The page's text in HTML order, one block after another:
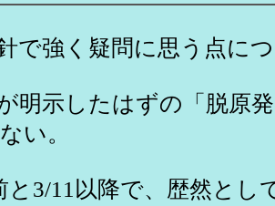
で強く疑問に思う点に
明示したはずの「脱原
い。
と3/11以降で、歴然とし